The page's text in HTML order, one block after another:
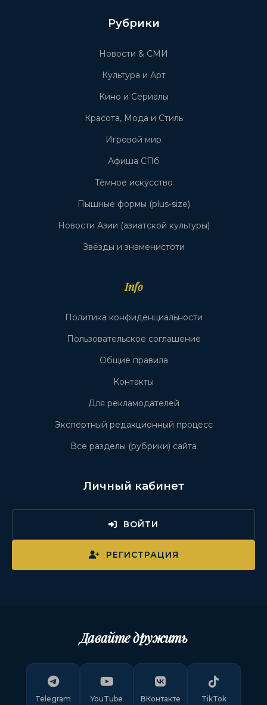
Рубрики
Новости & СМИ
Культура и Арт
Кино и Сериалы
Красота, Мода и Стиль
Игровой мир
Афиша СПб
Тёмное искусство
Пышные формы (plus-size)
Новости Азии (азиатской культуры)
Звёзды и знаменистоти
Info
Политика конфиденциальности
Пользовательское соглашение
Общие правила
Контакты
Для рекламодателей
Экспертный редакционный процесс
Все разделы (рубрики) сайта
Личный кабинет
ВОЙТИ
РЕГИСТРАЦИЯ
Давайте дружить
Telegram YouTube ВКонтакте TikTok